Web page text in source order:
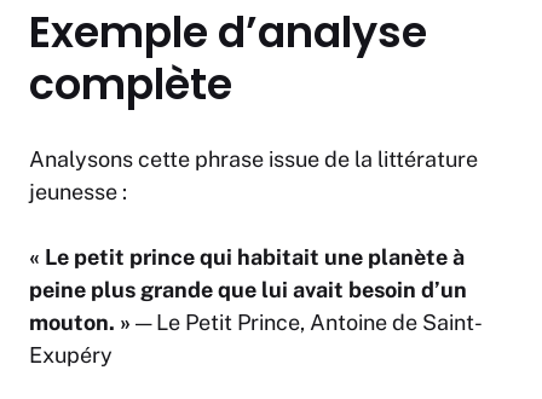
Exemple d’analyse
complète
Analysons cette phrase issue de la littérature
jeunesse :
« Le petit princequi habitait une planète à
peine plus grande que lui avait besoin d’un
mouton. » —Le Petit Prince, Antoine de Saint-
Exupéry